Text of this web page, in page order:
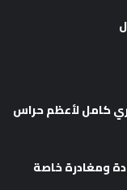
كامل لأعظم حراس
ومغادرة خاصة